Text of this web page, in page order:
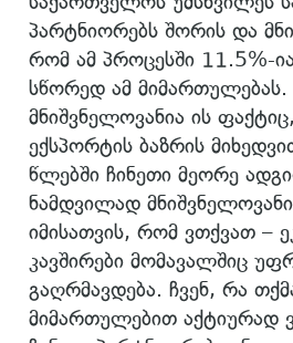
პარტნიორებს შორის და
რომ ამ პროცესში 11.5%-
სწორედ ამ მიმართულებას.
მნიშვნელოვანია ის
ექსპორტის ბაზრის
წლებში ჩინეთი მეორე
ნამდვილად მნიშვნელოვანი
იმისათვის, რომ ვთქვათ –
კავშირები მომავალშიც
გაღრმავდება. ჩვენ, რა
მიმართულებით აქტიურად